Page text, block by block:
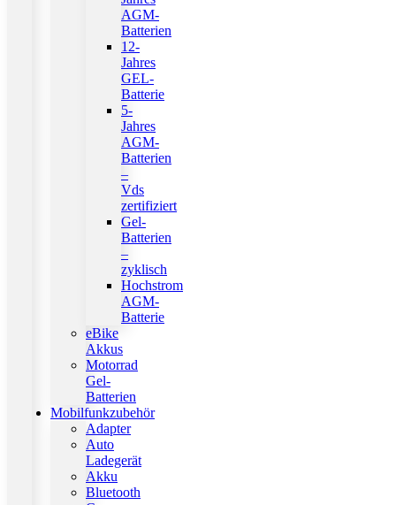
AGM-
Batterien
12-
Jahres
GEL-
Batterie
5-
Jahres
AGM-
Batterien
–
Vds
zertifiziert
Gel-
Batterien
–
zyklisch
Hochstrom
AGM-
Batterie
eBike
Akkus
Motorrad
Gel-
Batterien
Mobilfunkzubehör
Adapter
Auto
Ladegerät
Akku
Bluetooth